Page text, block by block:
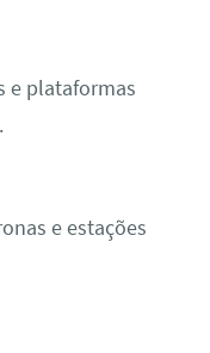
e plataformas
e estações